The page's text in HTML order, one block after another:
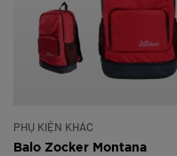
PHỤ KIỆN KHÁC
Balo Zocker Montana